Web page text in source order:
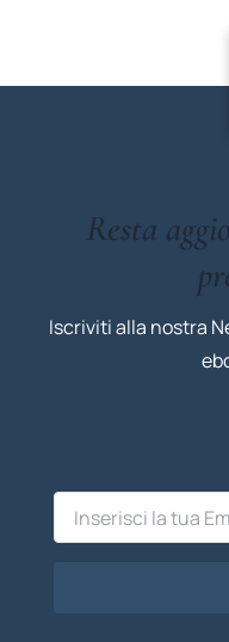
Resta
Iscriviti alla nostra